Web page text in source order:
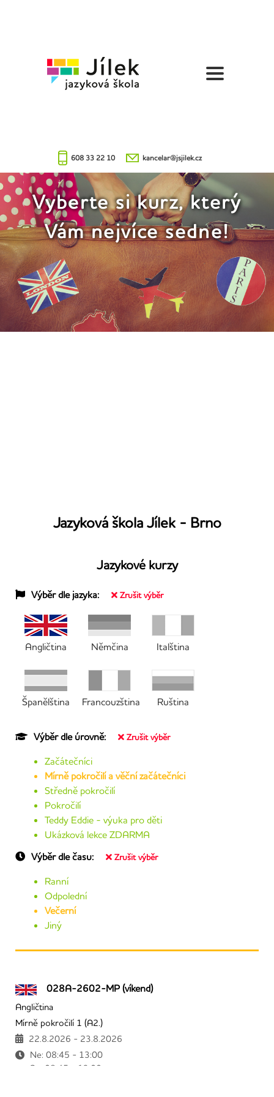
608 33 22 10 kancelar@jsjilek.cz
Vyberte si kurz, který
Vám nejvíce sedne!
Jazyková škola Jílek - Brno
Jazykové kurzy
Výběr dle jazyka: Zrušit výběr
Angličtina Němčina Italština
Španělština Francouzština Ruština
Výběr dle úrovně: Zrušit výběr
Začátečníci
Mírně pokročilí a věční začátečníci
Středně pokročilí
Pokročilí
Teddy Eddie - výuka pro děti
Ukázková lekce ZDARMA
Výběr dle času:
Zrušit výběr
Ranní
Odpolední
Večerní
Jiný
028A-2602-MP (víkend)
Angličtina
Mírně pokročilí 1 (A2.)
22.8.2026 - 23.8.2026
Ne: 08:45 - 13:00
So: 08:45 - 13:00